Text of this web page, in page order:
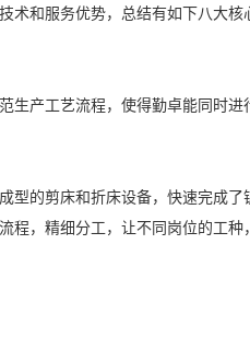
和服务优势，总结有如下八大核
产工艺流程，使得勤卓能同时进
的剪床和折床设备，快速完成了
程，精细分工，让不同岗位的工